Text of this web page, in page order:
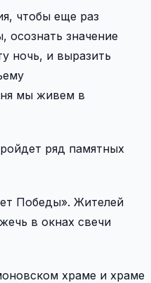
чтобы еще раз
осознать значение
ночь, и выразить
мы живем в
ряд памятных
Победы». Жителей
в окнах свечи
храме и храме